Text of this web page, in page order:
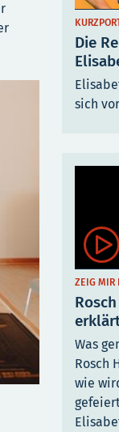
Die
sich vor

ZEIG MIR
Was
Rosch
wie